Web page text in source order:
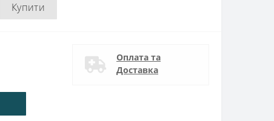
Купити
Оплата та
Доставка